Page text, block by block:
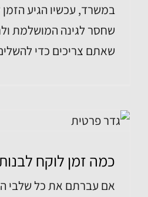
במשרד, עכשיו הגיע
שחסר לגינה המושלמת
שאתם צריכים כדי
כמה זמן לוקח
אם עברתם את כל שלבי